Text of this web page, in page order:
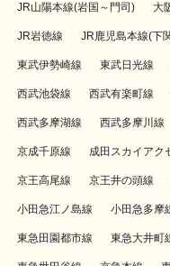
JR山陽本線(岩国～門司) 大
JR岩徳線 JR鹿児島本線(下
東武伊勢崎線 東武日光線
西武池袋線 西武有楽町線
西武多摩湖線 西武多摩川線
京成千原線 成田スカイアク
京王高尾線 京王井の頭線
小田急江ノ島線 小田急多摩
東急田園都市線 東急大井町